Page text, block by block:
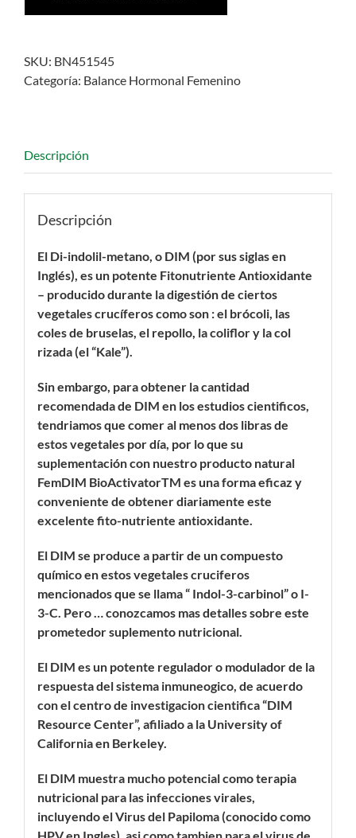
SKU: BN451545
Categoría: Balance Hormonal Femenino
Descripción
Descripción
El Di-indolil-metano, o DIM (por sus siglas en
Inglés), es un potente Fitonutriente Antioxidante
– producido durante la digestión de ciertos
vegetales crucíferos como son : el brócoli, las
coles de bruselas, el repollo, la coliflor y la col
rizada (el “Kale”).
Sin embargo, para obtener la cantidad
recomendada de DIM en los estudios cientificos,
tendriamos que comer al menos dos libras de
estos vegetales por día, por lo que su
suplementación con nuestro producto natural
FemDIM BioActivatorTM es una forma eficaz y
conveniente de obtener diariamente este
excelente fito-nutriente antioxidante.
El DIM se produce a partir de un compuesto
químico en estos vegetales cruciferos
mencionados que se llama “ Indol-3-carbinol” o I-
3-C. Pero … conozcamos mas detalles sobre este
prometedor suplemento nutricional.
El DIM es un potente regulador o modulador de la
respuesta del sistema inmuneogico, de acuerdo
con el centro de investigacion cientifica “DIM
Resource Center”, afiliado a la University of
California en Berkeley.
El DIM muestra mucho potencial como terapia
nutricional para las infecciones virales,
incluyendo el Virus del Papiloma (conocido como
HPV en Ingles), asi como tambien para el virus de